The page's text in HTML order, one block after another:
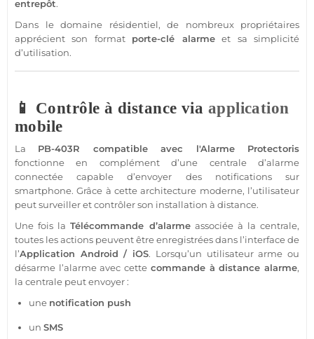
entrepôt.
Dans le domaine résidentiel, de nombreux propriétaires
apprécient son format porte-clé alarmeet sa simplicité
d’utilisation.
📱 Contrôle à distance via application
mobile
La PB-403R compatibleavec l'Alarme
Protectoris
fonctionne en complément d’une centraled’alarme
connectée capable d’envoyer des notifications sur
smartphone. Grâce à cette architecture moderne, l’utilisateur
peut surveiller et contrôler son installation à distance.
Une fois laTélécommande d’alarmeassociée à la centrale,
toutes les actions peuvent être enregistrées dans l’interface de
l’Application Android / iOS. Lorsqu’un utilisateur arme ou
désarme l’alarmeavec cette commande à distancealarme,
la centrale peut envoyer :
une notification push
un SMS